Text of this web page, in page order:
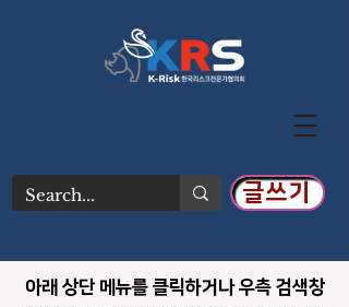
글쓰기
아래 상단 메뉴를 클릭하거나 우측 검색창